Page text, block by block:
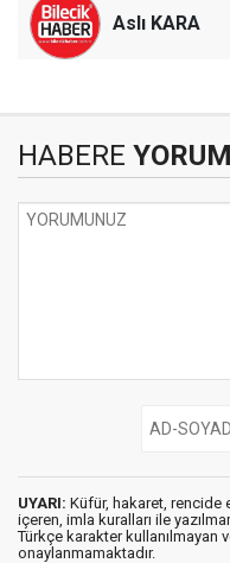
Aslı KARA
HABERE
UYARI: Küfür, hakaret, rencide
içeren, imla kuralları ile
Türkçe karakter kullanılmayan
onaylanmamaktadır.